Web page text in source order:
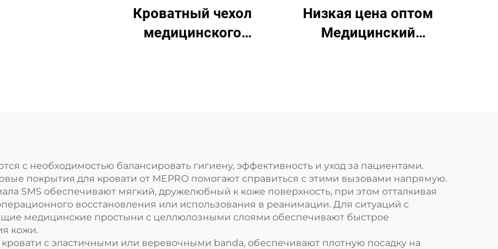
Кроватный чехол
медицинского
Низкая цена оптом
Медицинский
для медицины
с необходимостью балансировать гигиену, эффективность и уход за пациентами.
покрытия для кровати от MEPRO помогают справиться с этими вызовами напрямую.
SMS обеспечивают мягкий, дружелюбный к коже поверхность, при этом отталкивая
восстановления или использования в реанимации. Для ситуаций с
медицинские простыни с целлюлозными слоями обеспечивают быстрое
кожи.
с эластичными или веревочными banda, обеспечивают плотную посадку на